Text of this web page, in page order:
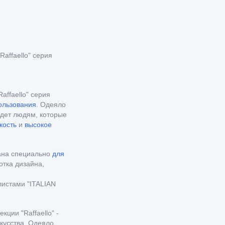
серия
серия
. Одеяло
людям, которые
и высокое
специально для
дизайна,
"ITALIAN
"Raffaello" -
Одеяло